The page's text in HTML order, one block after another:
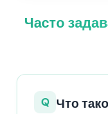
Часто
Q Что